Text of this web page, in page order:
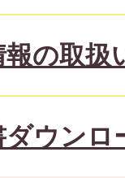
の取扱
ダウンロ